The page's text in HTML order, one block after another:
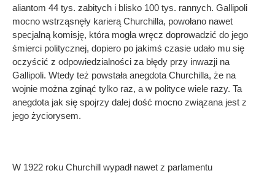
aliantom 44 tys. zabitych i blisko 100 tys. rannych. Gallipoli
mocno wstrząsnęły karierą Churchilla, powołano nawet
specjalną komisję, która mogła wręcz doprowadzić do jego
śmierci politycznej, dopiero po jakimś czasie udało mu się
oczyścić z odpowiedzialności za błędy przy inwazji na
Gallipoli. Wtedy też powstała anegdota Churchilla, że na
wojnie można zginąć tylko raz, a w polityce wiele razy. Ta
anegdota jak się spojrzy dalej dość mocno związana jest z
jego życiorysem.
W 1922 roku Churchill wypadł nawet z parlamentu